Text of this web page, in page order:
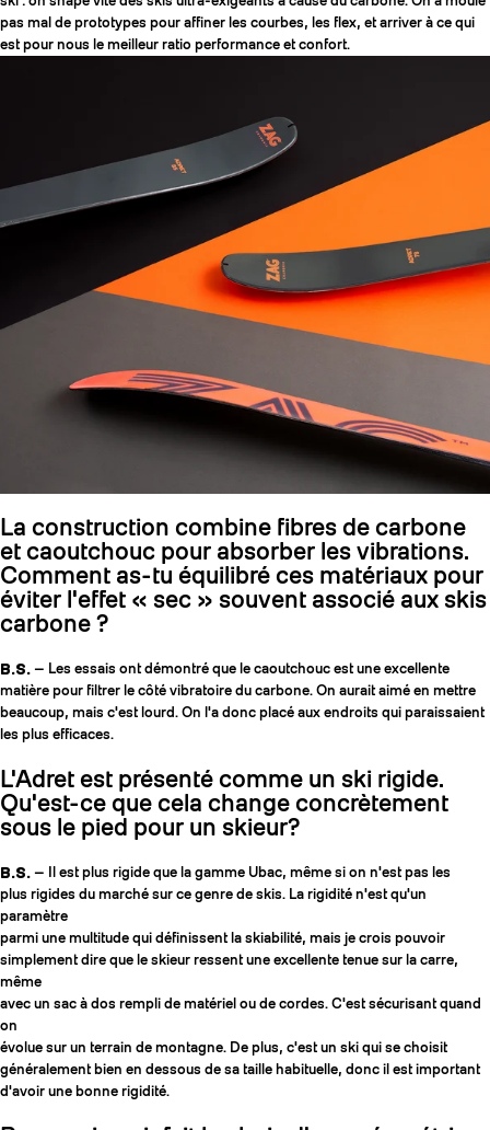
pas mal de prototypes pour affiner les courbes, les flex, et arriver à ce qui
est pour nous le meilleur ratio performance et confort.
La construction combine fibres de carbone
et caoutchouc pour absorber les vibrations.
Comment as-tu équilibré ces matériaux pour
éviter l'effet « sec » souvent associé aux skis
carbone ?
B.S. — Les essais ont démontré que le caoutchouc est une excellente
matière pour filtrer le côté vibratoire du carbone. On aurait aimé en mettre
beaucoup, mais c'est lourd. On l'a donc placé aux endroits qui paraissaient
les plus efficaces.
L'Adret est présenté comme un ski rigide.
Qu'est-ce que cela change concrètement
sous le pied pour un skieur?
B.S. — Il est plus rigide que la gamme Ubac, même si on n'est pas les
plus rigides du marché sur ce genre de skis. La rigidité n'est qu'un
paramètre
parmi une multitude qui définissent la skiabilité, mais je crois pouvoir
simplement dire que le skieur ressent une excellente tenue sur la carre,
même
avec un sac à dos rempli de matériel ou de cordes. C'est sécurisant quand
on
évolue sur un terrain de montagne. De plus, c'est un ski qui se choisit
généralement bien en dessous de sa taille habituelle, donc il est important
d'avoir une bonne rigidité.